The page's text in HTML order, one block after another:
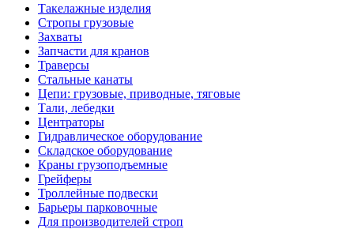
Такелажные изделия
Стропы грузовые
Захваты
Запчасти для кранов
Траверсы
Стальные канаты
Цепи: грузовые, приводные, тяговые
Тали, лебедки
Центраторы
Гидравлическое оборудование
Складское оборудование
Краны грузоподъемные
Грейферы
Троллейные подвески
Барьеры парковочные
Для производителей строп